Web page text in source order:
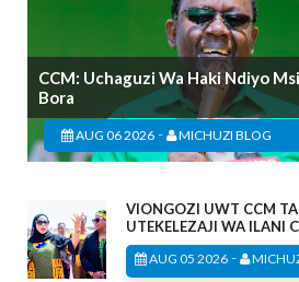
CCM: Uchaguzi Wa Haki Ndiyo
Bora
AUG 06 2026 - MICHUZI BLOG
VIONGOZI UWT CCM
UTEKELEZAJI WA ILANI
AUG 05 2026 -